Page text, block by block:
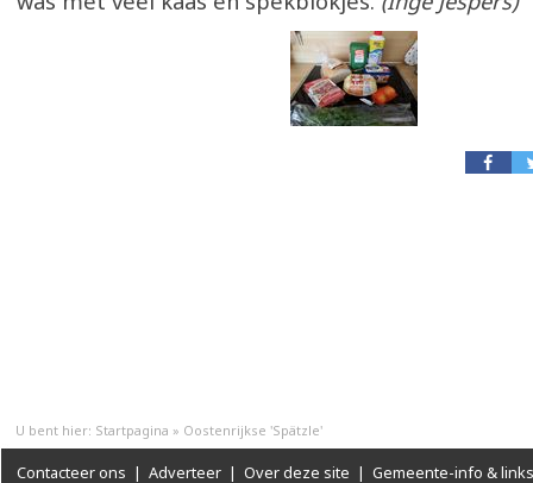
U bent hier: Startpagina » Oostenrijkse 'Spätzle'
Contacteer ons | Adverteer | Over deze site | Gemeente-info & links